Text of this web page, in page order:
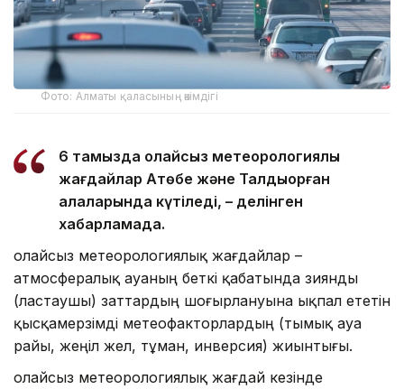
Фото: Алматы қаласының әкімдігі
6 тамызда қолайсыз метеорологиялық
жағдайлар Ақтөбе және Талдықорған
қалаларында күтіледі, – делінген
хабарламада.
Қолайсыз метеорологиялық жағдайлар –
атмосфералық ауаның беткі қабатында зиянды
(ластаушы) заттардың шоғырлануына ықпал ететін
қысқамерзімді метеофакторлардың (тымық ауа
райы, жеңіл жел, тұман, инверсия) жиынтығы.
Қолайсыз метеорологиялық жағдай кезінде